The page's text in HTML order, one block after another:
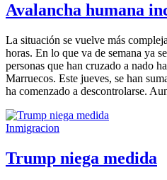
Avalancha humana
La situación se vuelve más
horas. En lo que va de semana ya
personas que han cruzado a nado
Marruecos. Este jueves, se han
ha comenzado a descontrolarse.
Inmigracion
Trump niega medida